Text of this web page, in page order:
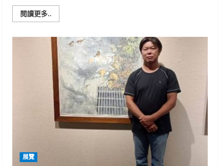
閱讀更多..
more
巢
指
數
異
常
有
年
輕
化
趨
勢
中
醫
「養
展覽